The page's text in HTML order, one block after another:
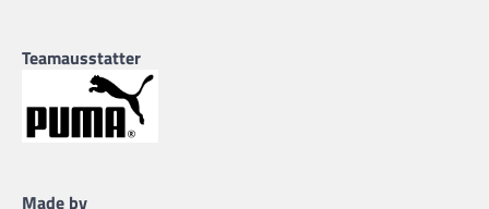
Teamausstatter
Made by